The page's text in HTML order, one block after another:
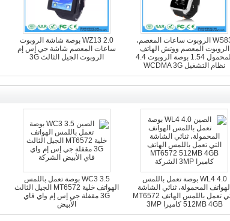
WZ13 2.0 بوصة شاشة الروبوت
ساعات المعصم شاشة جي إس إم
الروبوت الجيل الثالث 3G
WS83 الروبوت ساعات المعصم،
الروبوت المعصم ووتش الهاتف
المحمول 1.54 بوصة الروبوت 4.4
نظام التشغيل WCDMA 3G
WC3 3.5 بوصة تعمل باللمس
الهواتف خلية MT6572 الجيل الثالث
3G مقفلة جي إس إم واي فاي
الأبيض
WL4 4.0 بوصة تعمل باللمس
الهواتف المحمولة، ثنائي الشاشة
التي تعمل باللمس الهاتف MT6572
512MB 4GB كاميرا 3MP